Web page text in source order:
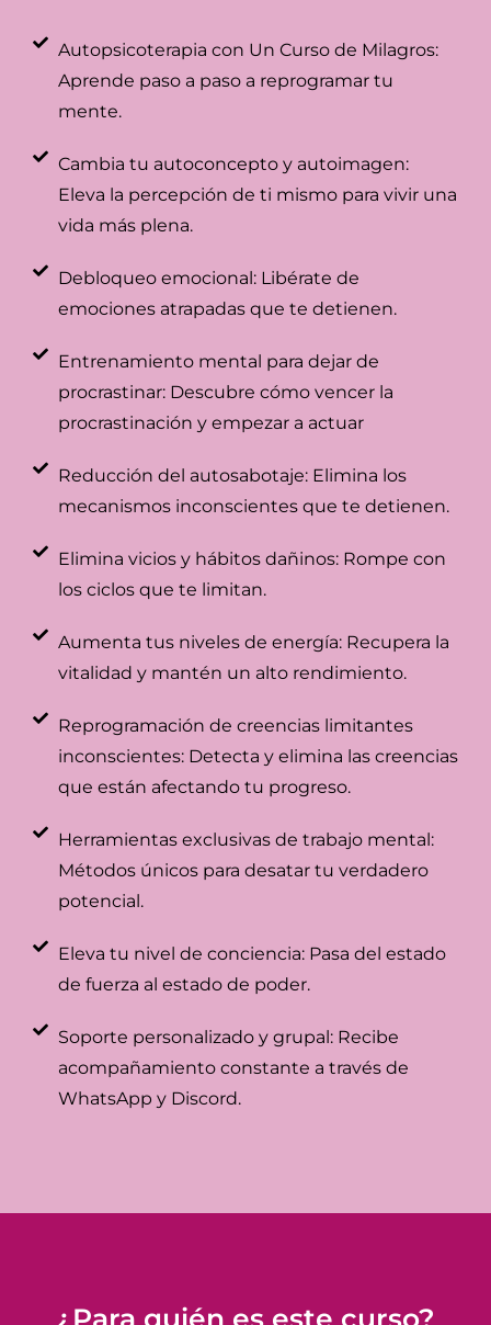
Autopsicoterapia con Un Curso de Milagros:
Aprende paso a paso a reprogramar tu
mente.
Cambia tu autoconcepto y autoimagen:
Eleva la percepción de ti mismo para vivir una
vida más plena.
Debloqueo emocional: Libérate de
emociones atrapadas que te detienen.
Entrenamiento mental para dejar de
procrastinar: Descubre cómo vencer la
procrastinación y empezar a actuar
Reducción del autosabotaje: Elimina los
mecanismos inconscientes que te detienen.
Elimina vicios y hábitos dañinos: Rompe con
los ciclos que te limitan.
Aumenta tus niveles de energía: Recupera la
vitalidad y mantén un alto rendimiento.
Reprogramación de creencias limitantes
inconscientes: Detecta y elimina las creencias
que están afectando tu progreso.
Herramientas exclusivas de trabajo mental:
Métodos únicos para desatar tu verdadero
potencial.
Eleva tu nivel de conciencia: Pasa del estado
de fuerza al estado de poder.
Soporte personalizado y grupal: Recibe
acompañamiento constante a través de
WhatsApp y Discord.